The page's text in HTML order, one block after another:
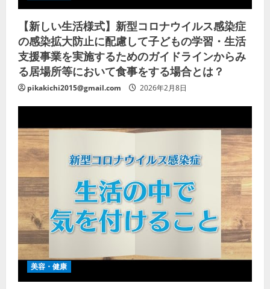
【新しい生活様式】新型コロナウイルス感染症
の感染拡大防止に配慮して子どもの学習・生活
支援事業を実施するためのガイドラインからみ
る居場所等において食事をする場合とは？
pikakichi2015@gmail.com 2026年2月8日
美容・健康